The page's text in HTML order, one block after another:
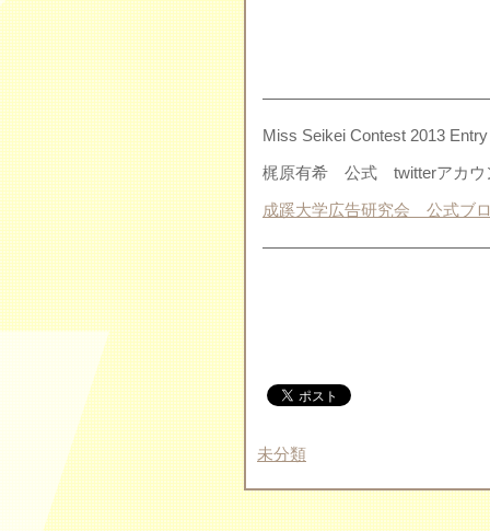
Miss Seikei Contest 2013
梶原有希 公式 twitterアカ
成蹊大学広告研究会 公式ブ
未分類